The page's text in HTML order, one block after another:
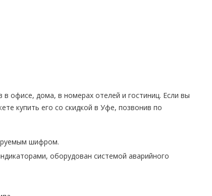
офисе, дома, в номерах отелей и гостиниц. Если вы
купить его со скидкой в Уфе, позвонив по
шифром.
оборудован системой аварийного